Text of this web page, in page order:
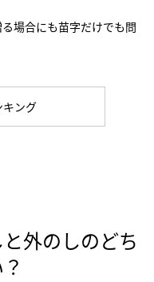
場合にも苗字だけでも問
キング
外のしのどち